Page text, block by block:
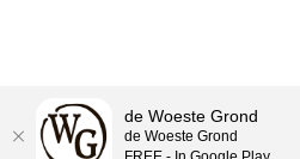
de Woeste Grond
de Woeste Grond